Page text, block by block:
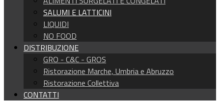
SALUMI E LATTICINI
LIQUIDI
NO FOOD
DISTRIBUZIONE
GRO - C&C - GROS
Ristorazione Marche, Umbria e Abruzzo
Ristorazione Collettiva
CONTATTI